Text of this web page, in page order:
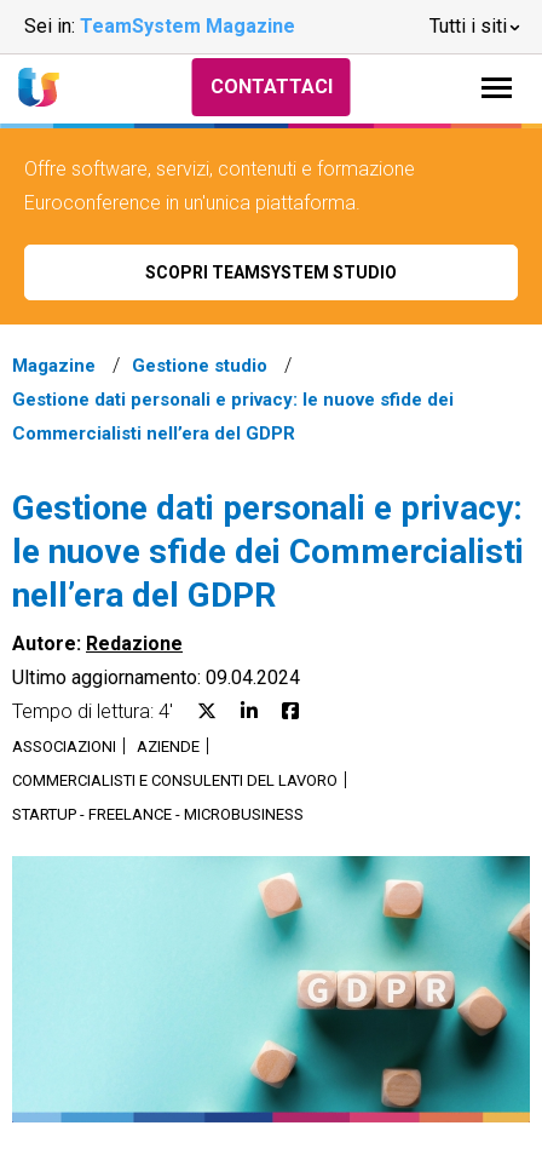
Sei in: TeamSystem Magazine Tutti i siti
Ecommerce
Email Marketing
TeamSystem Corporate
CONTATTACI
Offre software, servizi, contenuti e formazione
Euroconference in un'unica piattaforma.
SCOPRI TEAMSYSTEM STUDIO
Magazine
Gestione studio
Gestione dati personali e privacy: le nuove sfide dei
Commercialisti nell’era del GDPR
Gestione dati personali e privacy:
le nuove sfide dei Commercialisti
nell’era del GDPR
Autore: Redazione
Ultimo aggiornamento: 09.04.2024
Tempo di lettura: 4'
ASSOCIAZIONI
AZIENDE
COMMERCIALISTI E CONSULENTI DEL LAVORO
STARTUP - FREELANCE - MICROBUSINESS